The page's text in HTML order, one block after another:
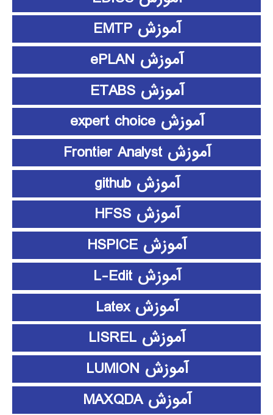
آموزش EMTP
آموزش ePLAN
آموزش ETABS
آموزش expert choice
آموزش Frontier Analyst
آموزش github
آموزش HFSS
آموزش HSPICE
آموزش L-Edit
آموزش Latex
آموزش LISREL
آموزش LUMION
آموزش MAXQDA